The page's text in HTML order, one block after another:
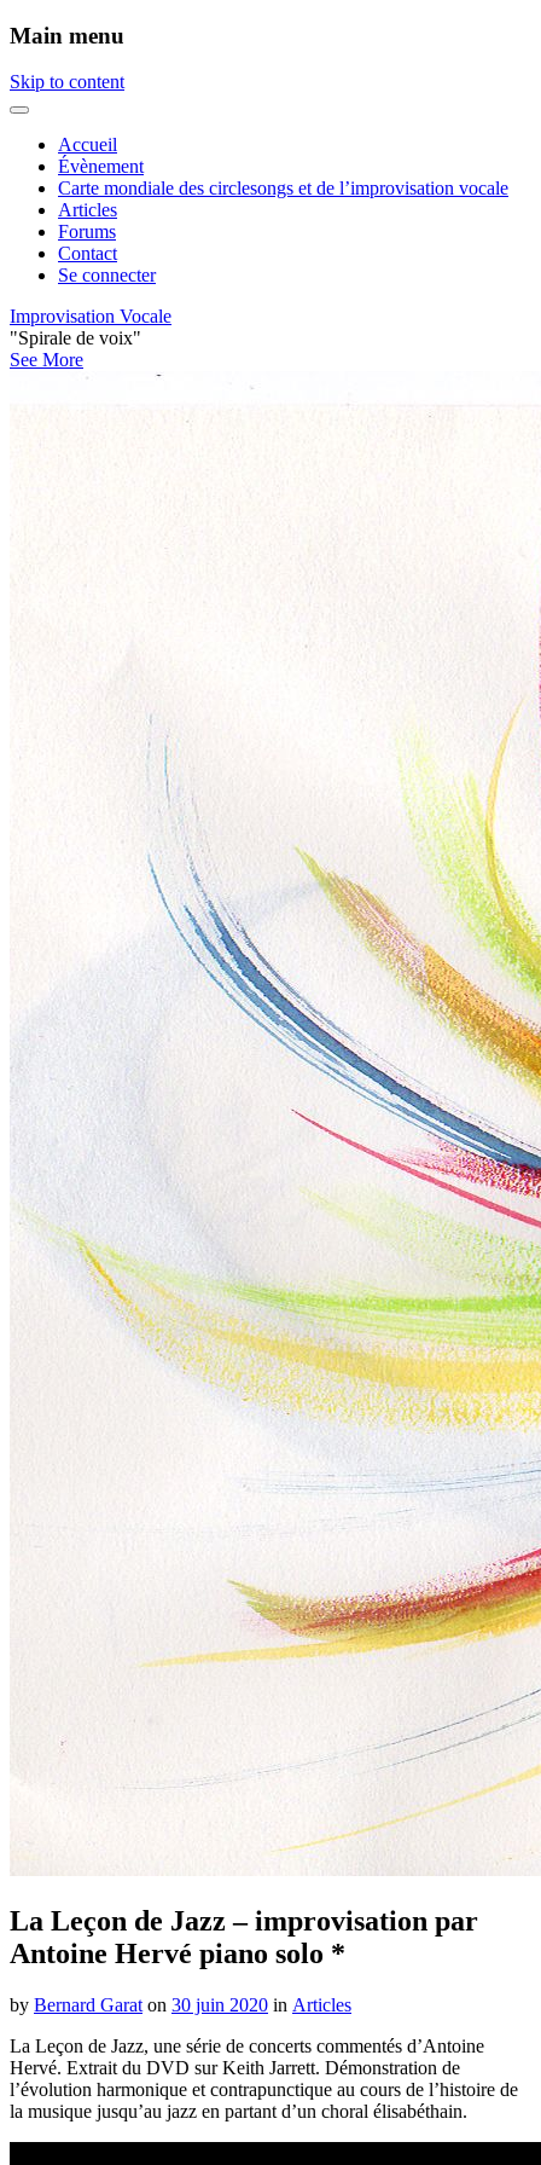
Main menu
Skip to content
Accueil
Évènement
Carte mondiale des circlesongs et de l’improvisation vocale
Articles
Forums
Contact
Se connecter
Improvisation Vocale
"Spirale de voix"
See More
La Leçon de Jazz – improvisation par
Antoine Hervé piano solo *
by Bernard Garat on 30 juin 2020 in Articles
La Leçon de Jazz, une série de concerts commentés d’Antoine
Hervé. Extrait du DVD sur Keith Jarrett. Démonstration de
l’évolution harmonique et contrapunctique au cours de l’histoire de
la musique jusqu’au jazz en partant d’un choral élisabéthain.